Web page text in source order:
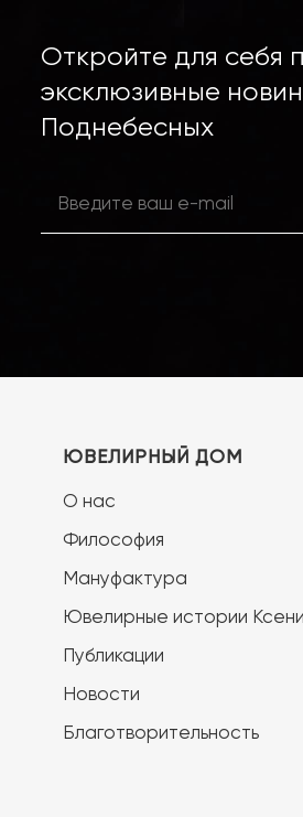
Откройте для себя
эксклюзивные
Поднебесных
ЮВЕЛИРНЫЙ ДОМ
О нас
Философия
Мануфактура
Ювелирные истории
Публикации
Новости
Благотворительность